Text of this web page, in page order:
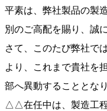
平素は、弊社製品の製
別のご高配を賜り、誠
さて、このたび弊社で
より、これまで貴社
部へ異動することとな
△△在任中は、製造工程